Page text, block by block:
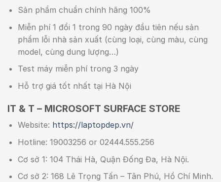
Sản phẩm chuẩn chính hãng 100%
Miễn phí 1 đổi 1 trong 90 ngày đầu tiên nếu sản
phẩm lỗi nhà sản xuất (cùng loại, cùng màu, cùng
model, cùng dung lượng…)
Test máy miễn phí trong 3 ngày
Hỗ trợ giá tốt nhất tại Hà Nội
IT & T – MICROSOFT SURFACE STORE
Website: https://laptopdep.vn/
Hotline: 19003256 or 02444.555.256
Cơ sở 1: 104 Thái Hà, Quận Đống Đa, Hà Nội.
Cơ sở 2: 168 Lê Trọng Tấn – Tân Phú, Hồ Chí Minh.